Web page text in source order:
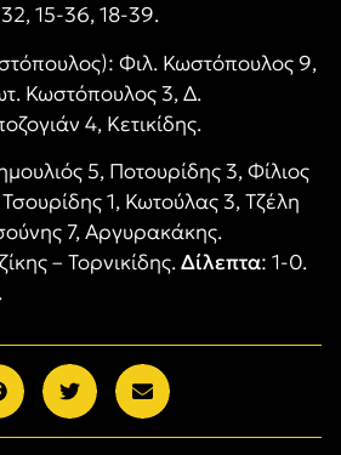
15-36, 18-39.
Φιλ. Κωστόπουλος 9,
Κωστόπουλος 3, Δ.
4, Κετικίδης.
5, Ποτουρίδης 3, Φίλιος
1, Κωτούλας 3, Τζέλη
7, Αργυρακάκης.
– Τορνικίδης.Δίλεπτα: 1-0.